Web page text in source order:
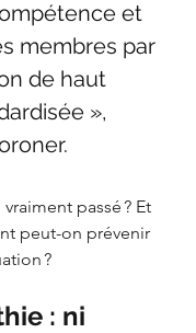
et
membres par
de haut
»,
passé ? Et
peut-on prévenir
?
: ni